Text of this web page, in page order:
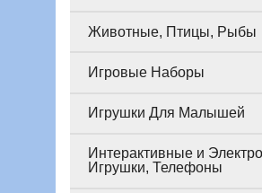
Животные, Птицы, Рыбы
Игровые Наборы
Игрушки Для Малышей
Интерактивные и
Игрушки, Телефоны